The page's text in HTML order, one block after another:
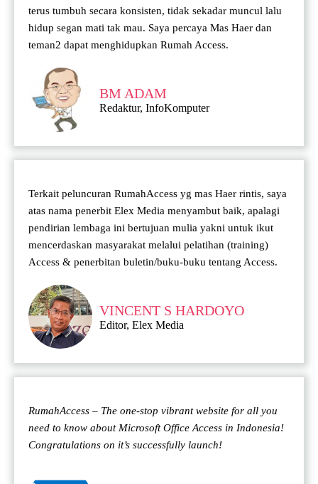
terus tumbuh secara konsisten, tidak sekadar muncul lalu
hidup segan mati tak mau. Saya percaya Mas Haer dan
teman2 dapat menghidupkan Rumah Access.
BM ADAM
Redaktur, InfoKomputer
Terkait peluncuran RumahAccess yg mas Haer rintis, saya
atas nama penerbit Elex Media menyambut baik, apalagi
pendirian lembaga ini bertujuan mulia yakni untuk ikut
mencerdaskan masyarakat melalui pelatihan (training)
Access & penerbitan buletin/buku-buku tentang Access.
VINCENT S HARDOYO
Editor, Elex Media
RumahAccess – The one-stop vibrant website for all you
need to know about Microsoft Office Access in Indonesia!
Congratulations on it’s successfully launch!